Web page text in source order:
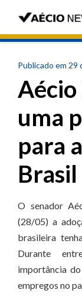
Publicado em 29
Aécio
uma
para
Brasil
O senador
(28/05) a
brasileira
Durante
importância
empregos no